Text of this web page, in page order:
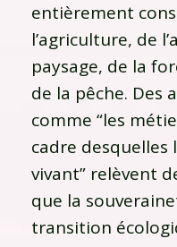
entièrement
l’agriculture, de
paysage, de la
de la pêche. Des
comme “les
cadre desquelles
vivant” relèvent
que la
transition